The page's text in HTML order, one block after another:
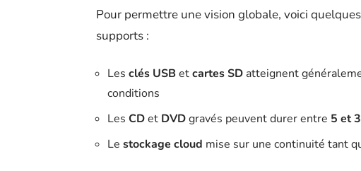
Pour permettre une vision globale, voici
supports :
Les clés USBetcartes SD atteignent
conditions
Les CDet DVDgravés peuvent durer entre 5 et
Le stockage cloud mise sur une continuité tant